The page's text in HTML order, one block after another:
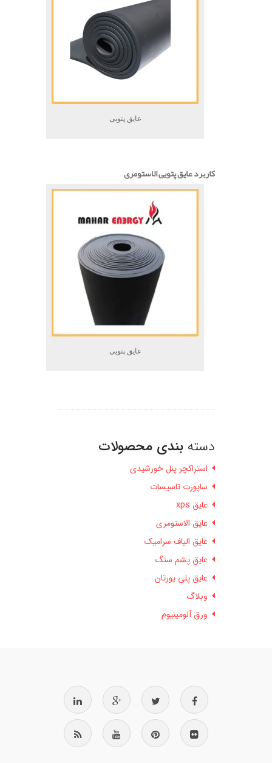
عایق پتویی
کاربرد عایق پتویی الاستومری
عایق پتویی
دسته بندی محصولات
استراکچر پنل خورشیدی
ساپورت تاسیسات
عایق xps
عایق الاستومری
عایق الیاف سرامیک
عایق پشم سنگ
عایق پلی یورتان
وبلاگ
ورق آلومینیوم